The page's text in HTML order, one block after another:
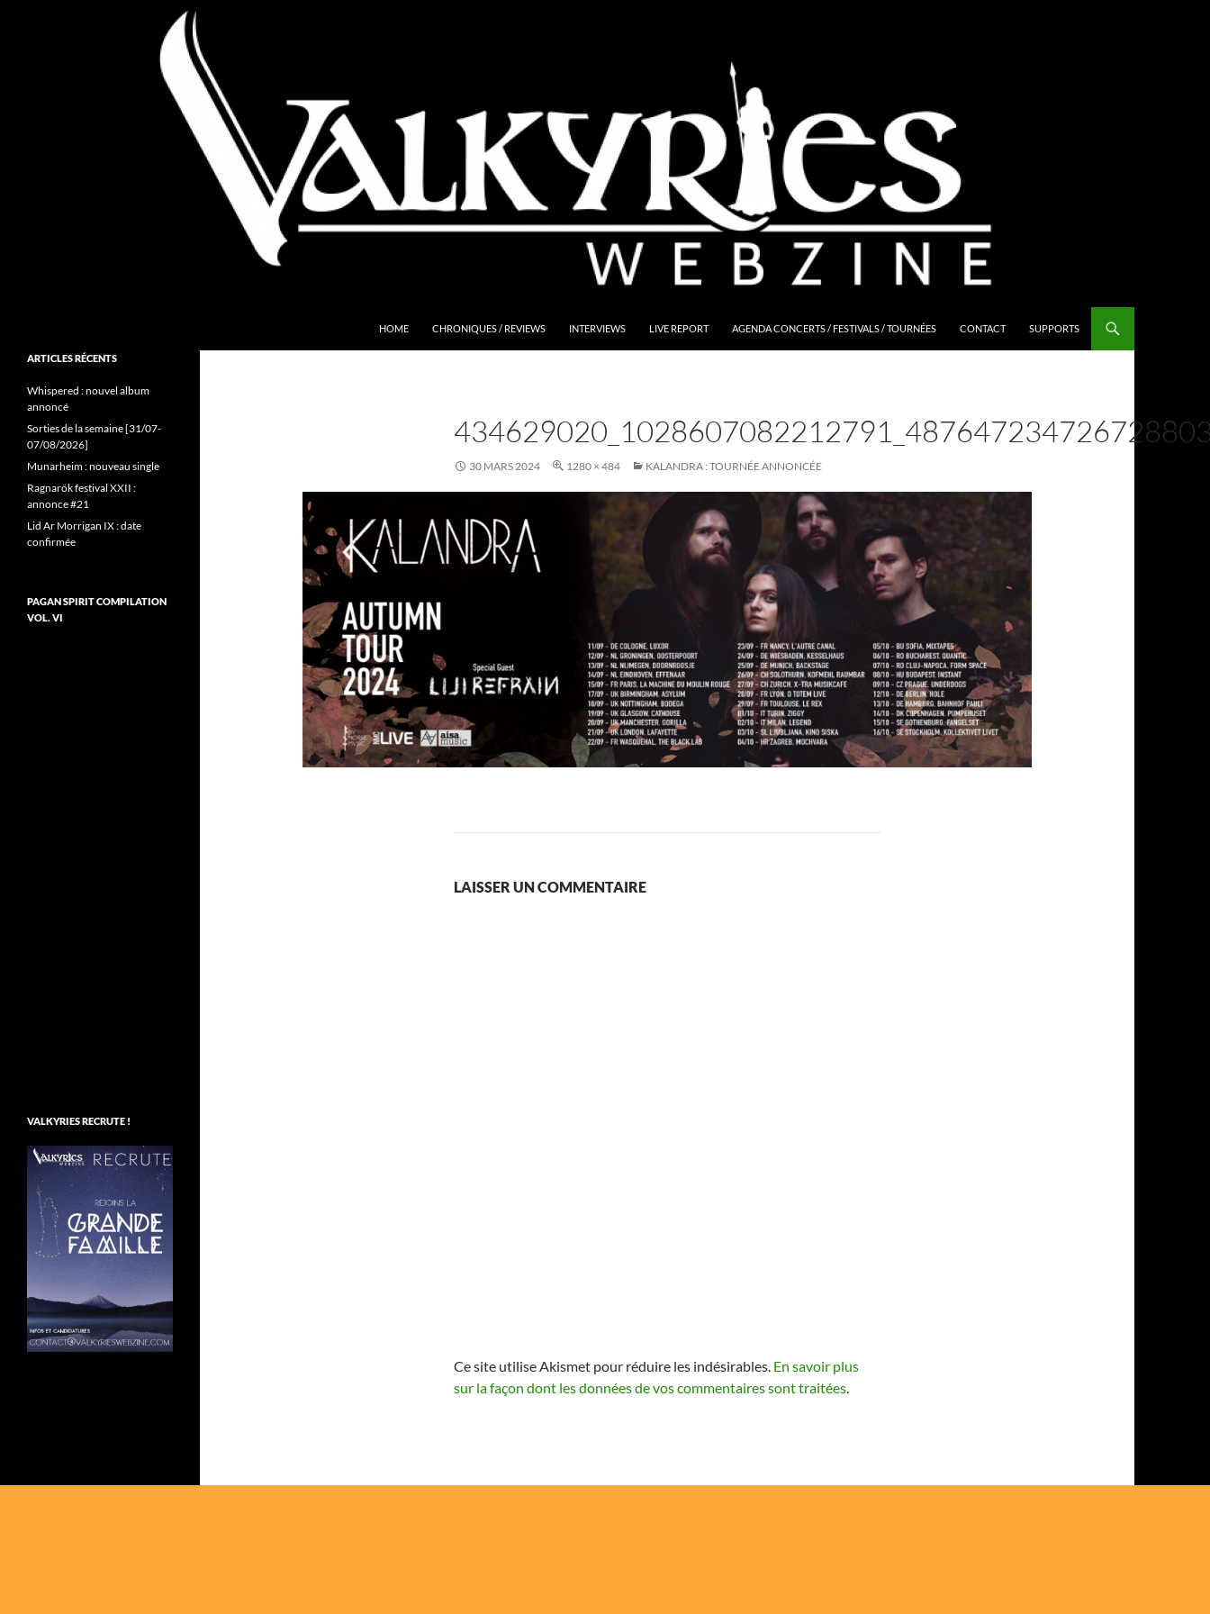
HOME CHRONIQUES / REVIEWS INTERVIEWS LIVE REPORT AGENDA CONCERTS / FESTIVALS / TOURNÉES CONTACT SUPPORTS
30 MARS 2024 1280 × 484 KALANDRA : TOURNÉE ANNONCÉE
LAISSER UN COMMENTAIRE
Ce site utilise Akismet pour réduire les indésirables. En savoir plus
sur la façon dont les données de vos commentaires sont traitées.
Folk Pagan Webzine
ARTICLES RÉCENTS
Whispered : nouvel album
annoncé
Sorties de la semaine [31/07-
07/08/2026]
Munarheim : nouveau single
Ragnarök festival XXII :
annonce #21
Lid Ar Morrigan IX : date
confirmée
PAGAN SPIRIT COMPILATION
VOL. VI
VALKYRIES RECRUTE !